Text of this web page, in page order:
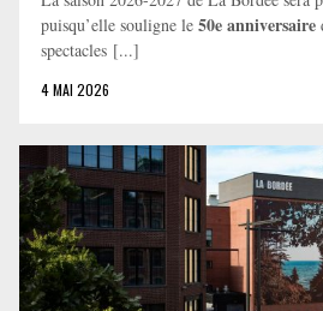
puisqu’elle souligne le 50e anniversaire
spectacles [...]
4 MAI 2026